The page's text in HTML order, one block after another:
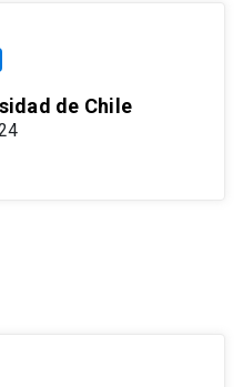
de Chile